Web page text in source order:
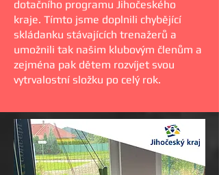
dotačního programu Jihočeského
kraje. Tímto jsme doplnili chybějící
skládanku stávajících trenažerů a
umožnili tak našim klubovým členům a
zejména pak dětem rozvíjet svou
vytrvalostní složku po celý rok.